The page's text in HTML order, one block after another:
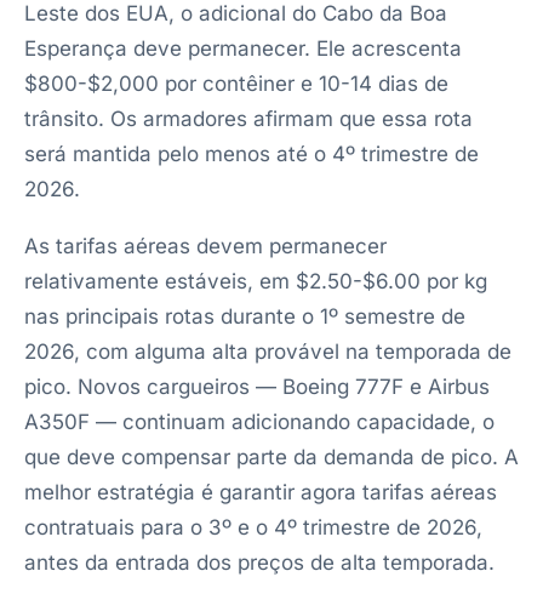
Leste dos EUA, o adicional do Cabo da Boa
Esperança deve permanecer. Ele acrescenta
$800-$2,000 por contêiner e 10-14 dias de
trânsito. Os armadores afirmam que essa rota
será mantida pelo menos até o 4º trimestre de
2026.
As tarifas aéreas devem permanecer
relativamente estáveis, em $2.50-$6.00 por kg
nas principais rotas durante o 1º semestre de
2026, com alguma alta provável na temporada de
pico. Novos cargueiros — Boeing 777F e Airbus
A350F — continuam adicionando capacidade, o
que deve compensar parte da demanda de pico. A
melhor estratégia é garantir agora tarifas aéreas
contratuais para o 3º e o 4º trimestre de 2026,
antes da entrada dos preços de alta temporada.